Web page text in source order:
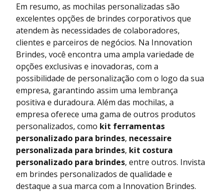
Em resumo, as mochilas personalizadas são
excelentes opções de brindes corporativos que
atendem às necessidades de colaboradores,
clientes e parceiros de negócios. Na Innovation
Brindes, você encontra uma ampla variedade de
opções exclusivas e inovadoras, com a
possibilidade de personalização com o logo da sua
empresa, garantindo assim uma lembrança
positiva e duradoura. Além das mochilas, a
empresa oferece uma gama de outros produtos
personalizados, como kit ferramentas
personalizado para brindes, necessaire
personalizada para brindes, kit costura
personalizado para brindes, entre outros. Invista
em brindes personalizados de qualidade e
destaque a sua marca com a Innovation Brindes.